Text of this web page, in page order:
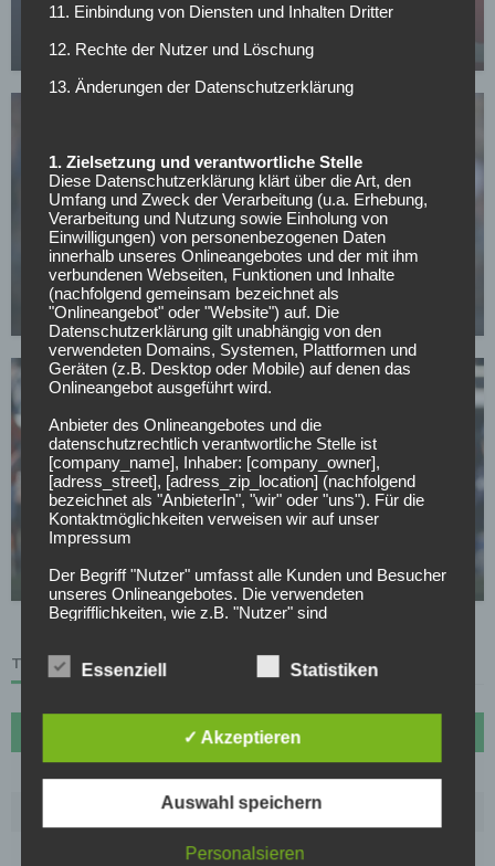
Rekordablöse!
03.05.2026
SV DARMSTADT 98
Darmstadt 98 trifft Entscheidung in der
Trainerfrage
26.04.2026
SV DARMSTADT 98
Winkt SV Darmstadt im Sommer ein Geldregen?
01.04.2026
TABELLE
Borussia Dortmund
11. Einbindung von Diensten und Inhalten Dritter
12. Rechte der Nutzer und Löschung
13. Änderungen der Datenschutzerklärung
1. Zielsetzung und verantwortliche Stelle
Diese Datenschutzerklärung klärt über die Art, den
Umfang und Zweck der Verarbeitung (u.a. Erhebung,
Verarbeitung und Nutzung sowie Einholung von
Einwilligungen) von personenbezogenen Daten
innerhalb unseres Onlineangebotes und der mit ihm
verbundenen Webseiten, Funktionen und Inhalte
(nachfolgend gemeinsam bezeichnet als
"Onlineangebot" oder "Website") auf. Die
Datenschutzerklärung gilt unabhängig von den
verwendeten Domains, Systemen, Plattformen und
Geräten (z.B. Desktop oder Mobile) auf denen das
Onlineangebot ausgeführt wird.
Anbieter des Onlineangebotes und die
datenschutzrechtlich verantwortliche Stelle ist
[company_name], Inhaber: [company_owner],
[adress_street], [adress_zip_location] (nachfolgend
bezeichnet als "AnbieterIn", "wir" oder "uns"). Für die
Kontaktmöglichkeiten verweisen wir auf unser
Impressum
Der Begriff "Nutzer" umfasst alle Kunden und Besucher
unseres Onlineangebotes. Die verwendeten
Begrifflichkeiten, wie z.B. "Nutzer" sind
2. Grundsätzliche Angaben zur Datenverarbeitung
Geboten der Datensparsamkeit- und
Datenvermeidung. Das bedeutet die Daten der Nutzer
werden nur beim Vorliegen einer gesetzlichen
Erlaubnis, insbesondere wenn die Daten zur
Erbringung unserer vertraglichen Leistungen sowie
vorgeschrieben sind oder beim Vorliegen einer
Essenziell Statistiken
✓ Akzeptieren
Auswahl speichern
Personalsieren